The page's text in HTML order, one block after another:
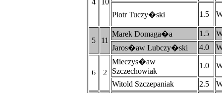
4 10
Piotr Tuczy�ski 1.5
5 11
Marek Domaga�a 1.5
Jaros�aw Lubczy�ski
4.0
6 2
Mieczys�aw
Szczechowiak
1.0
Witold Szczepaniak 2.5